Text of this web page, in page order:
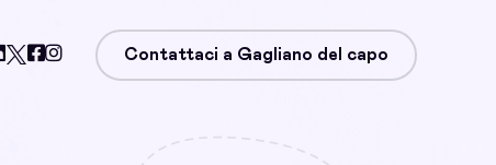
Contattaci a Gagliano del capo